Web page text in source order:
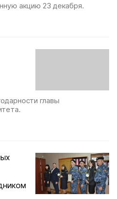
акцию 23 декабря.
главы